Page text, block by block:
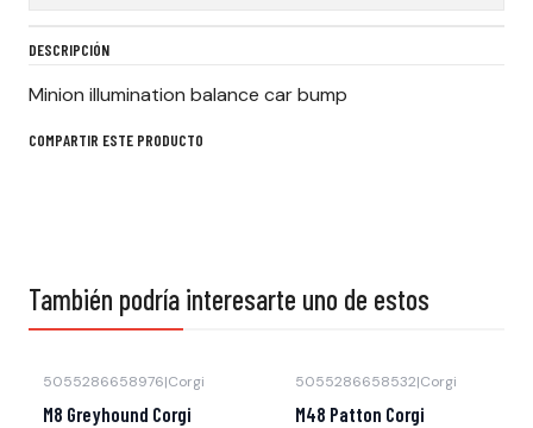
DESCRIPCIÓN
Minion illumination balance car bump
COMPARTIR ESTE PRODUCTO
También podría interesarte uno de estos
5055286658976|Corgi
M8 Greyhound Corgi
5055286658532|Corgi
M48 Patton Corgi